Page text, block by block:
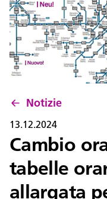
Ticket
Pass U19
Notizie
Progetti
Assistenza e
Notizie
13.12.2024
Cambio
tabelle
allargata